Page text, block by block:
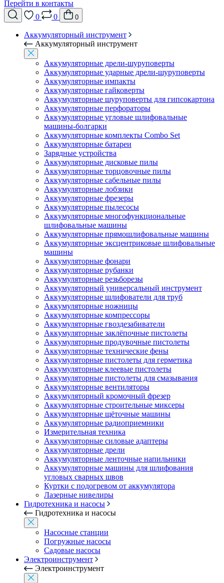
Перейти в контакты
0
0 0
Аккумуляторный инструмент
Аккумуляторный инструмент
Аккумуляторные дрели-шуруповерты
Аккумуляторные ударные дрели-шуруповерты
Аккумуляторные импакты
Аккумуляторные гайковерты
Аккумуляторные шуруповерты для гипсокартона
Аккумуляторные перфораторы
Аккумуляторные угловые шлифовальные
машины-болгарки
Аккумуляторные комплекты Combo Set
Аккумуляторные батареи
Зарядные устройства
Аккумуляторные дисковые пилы
Аккумуляторные торцовочные пилы
Аккумуляторные сабельные пилы
Аккумуляторные лобзики
Аккумуляторные фрезеры
Аккумуляторные пылесосы
Аккумуляторные многофункциональные
шлифовальные машины
Аккумуляторные прямошлифовальные машины
Аккумуляторные эксцентриковые шлифовальные
машины
Аккумуляторные фонари
Аккумуляторные рубанки
Аккумуляторные резьборезы
Аккумуляторный универсальный инструмент
Аккумуляторные шлифователи для труб
Аккумуляторные ножницы
Аккумуляторные компрессоры
Аккумуляторные гвоздезабиватели
Аккумуляторные заклёпочные пистолеты
Аккумуляторные продувочные пистолеты
Аккумуляторные технические фены
Аккумуляторные пистолеты для герметика
Аккумуляторные клеевые пистолеты
Аккумуляторные пистолеты для смазывания
Аккумуляторные вентиляторы
Аккумуляторный кромочный фрезер
Аккумуляторные строительные миксеры
Аккумуляторные щёточные машины
Аккумуляторные радиоприемники
Измерительная техника
Аккумуляторные силовые адаптеры
Аккумуляторные дрели
Аккумуляторные ленточные напильники
Аккумуляторные машины для шлифования
угловых сварных швов
Куртки с подогревом от аккумулятора
Лазерные нивелиры
Гидротехника и насосы
Гидротехника и насосы
Насосные станции
Погружные насосы
Садовые насосы
Электроинструмент
Электроинструмент